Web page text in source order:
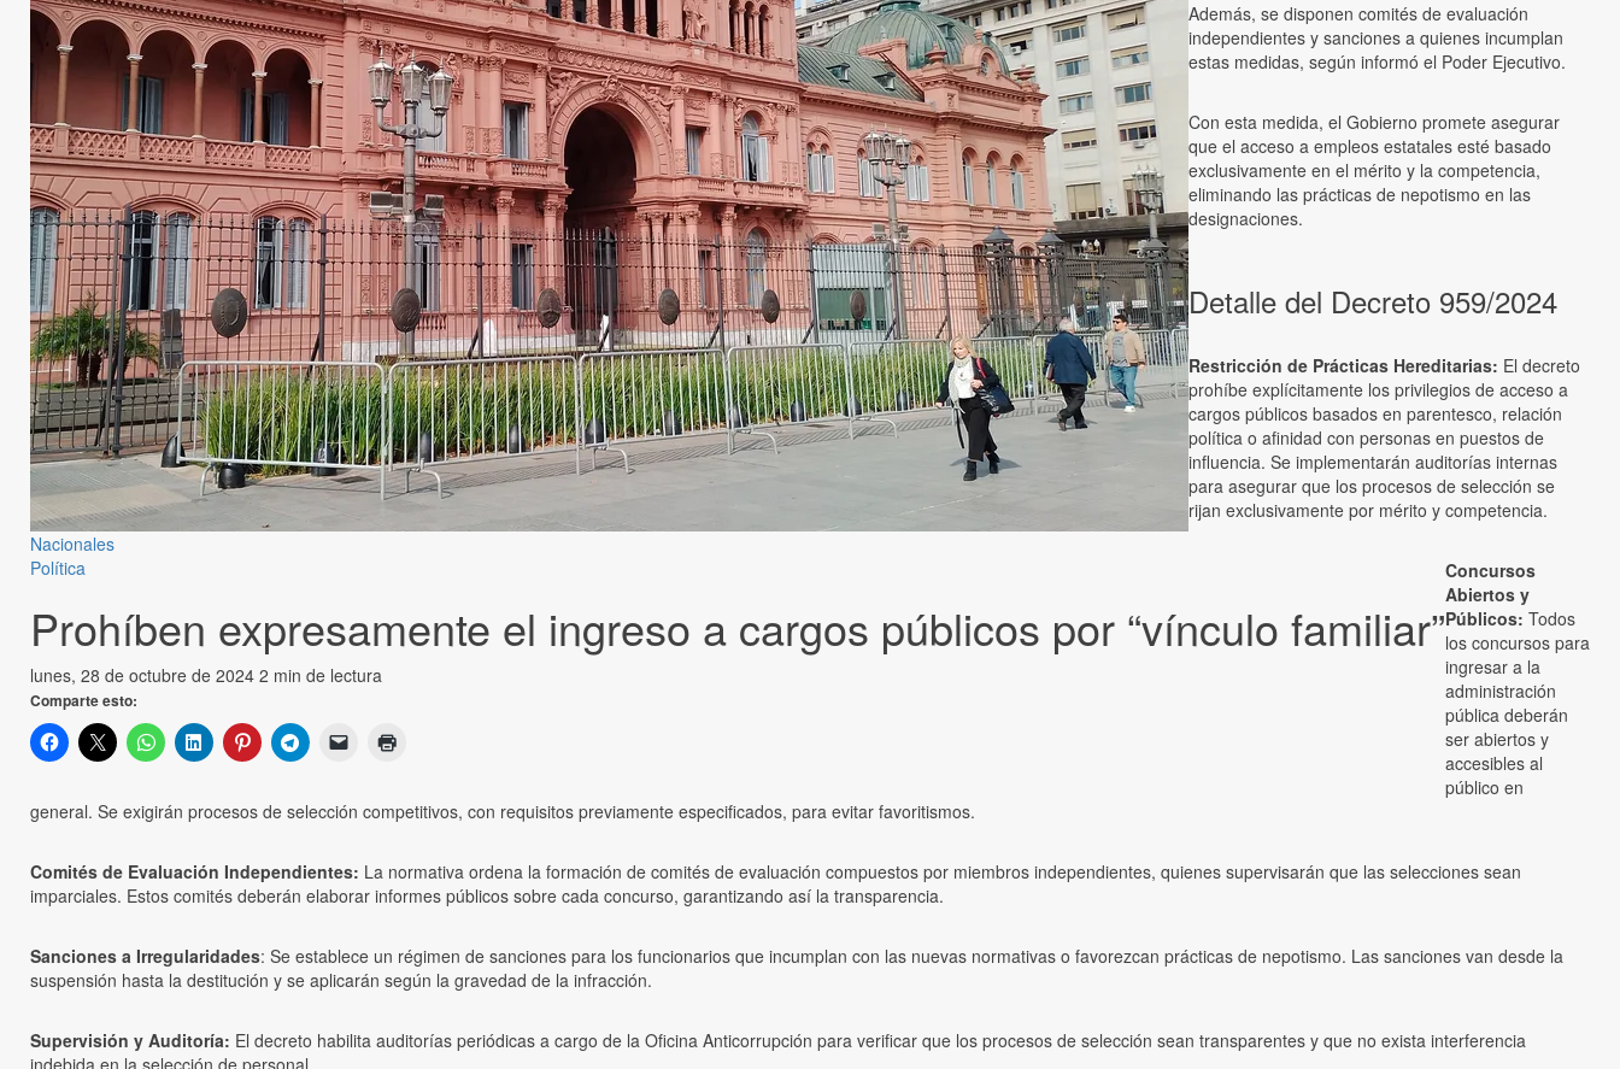
Nacionales
Política
Prohíben expresamente el ingreso a cargos públicos por “vínculo familiar”
lunes, 28 de octubre de 2024 2 min de lectura
Comparte esto:
Además, se disponen comités de evaluación
independientes y sanciones a quienes incumplan
estas medidas, según informó el Poder Ejecutivo.
Con esta medida, el Gobierno promete asegurar
que el acceso a empleos estatales esté basado
exclusivamente en el mérito y la competencia,
eliminando las prácticas de nepotismo en las
designaciones.
Detalle del Decreto 959/2024
Restricción de Prácticas Hereditarias: El decreto
prohíbe explícitamente los privilegios de acceso a
cargos públicos basados en parentesco, relación
política o afinidad con personas en puestos de
influencia. Se implementarán auditorías internas
para asegurar que los procesos de selección se
rijan exclusivamente por mérito y competencia.
Concursos
Abiertos y
Públicos: Todos
los concursos para
ingresar a la
administración
pública deberán
ser abiertos y
accesibles al
público en
general. Se exigirán procesos de selección competitivos, con requisitos previamente especificados, para evitar favoritismos.
Comités de Evaluación Independientes: La normativa ordena la formación de comités de evaluación compuestos por miembros independientes, quienes supervisarán que las selecciones sean
imparciales. Estos comités deberán elaborar informes públicos sobre cada concurso, garantizando así la transparencia.
Sanciones a Irregularidades: Se establece un régimen de sanciones para los funcionarios que incumplan con las nuevas normativas o favorezcan prácticas de nepotismo. Las sanciones van desde la
suspensión hasta la destitución y se aplicarán según la gravedad de la infracción.
Supervisión y Auditoría: El decreto habilita auditorías periódicas a cargo de la Oficina Anticorrupción para verificar que los procesos de selección sean transparentes y que no exista interferencia